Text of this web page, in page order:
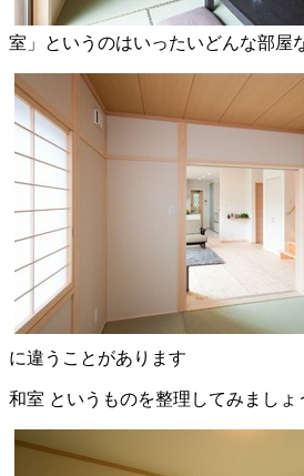
室」というのはいったいどんな部屋
に違うことがあります
和室 というものを整理してみましょ